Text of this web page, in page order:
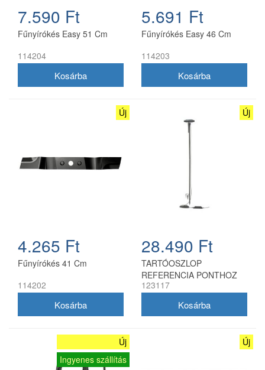
7.590 Ft
Fűnyírókés Easy 51 Cm
114204
5.691 Ft
Fűnyírókés Easy 46 Cm
114203
Új
4.265 Ft
Fűnyírókés 41 Cm
114202
Új
28.490 Ft
TARTÓOSZLOP
REFERENCIA PONTHOZ
123117
Új
Ingyenes szállítás
Új